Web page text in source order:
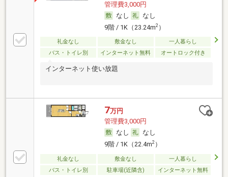
管理費3,000円
なし
なし
9階 / 1K（23.24m2）
礼金なし 敷金なし
一人暮らし
バス・トイレ別
インターネット無料 オートロック付き
インターネット使い放題
7万円
管理費3,000円
なし
なし
9階 / 1K（22.4m2）
礼金なし 敷金なし
一人暮らし
バス・トイレ別
駐車場(近隣含) インターネット無料